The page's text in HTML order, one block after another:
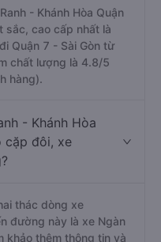
- Khánh Hòa Quận
sắc, cao cấp nhất là
Quận 7 - Sài Gòn từ
chất lượng là 4.8/5
hàng).
- Khánh Hòa
cặp đôi, xe
thác dòng xe
đường này là xe Ngàn
khảo thêm thông tin và